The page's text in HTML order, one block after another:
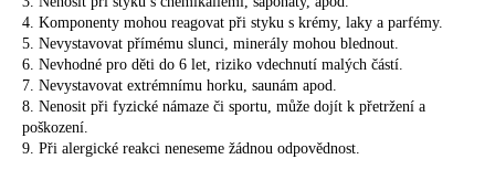
4. Komponenty mohou reagovat při styku s krémy, laky a parfémy.
5. Nevystavovat přímému slunci, minerály mohou blednout.
6. Nevhodné pro děti do 6 let, riziko vdechnutí malých částí.
7. Nevystavovat extrémnímu horku, saunám apod.
8. Nenosit při fyzické námaze či sportu, může dojít k přetržení a
poškození.
9. Při alergické reakci neneseme žádnou odpovědnost.
t
?